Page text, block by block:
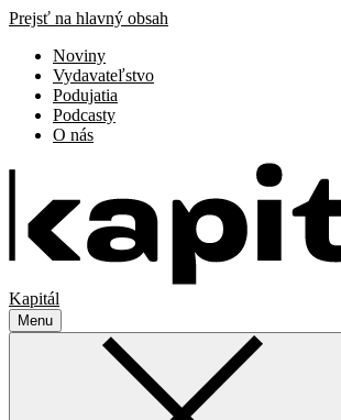
Prejsť na hlavný obsah
Noviny
Vydavateľstvo
Podujatia
Podcasty
O nás
Kapitál
Menu